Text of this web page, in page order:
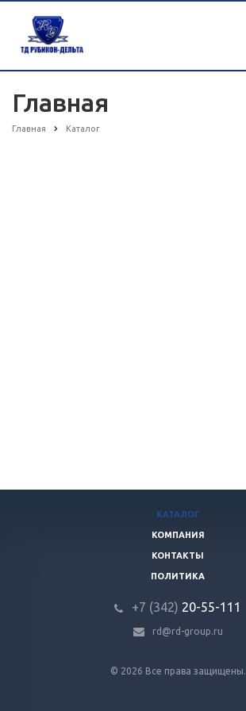
Главная
Главная Каталог
© 2026 Все права защищены.
КАТАЛОГ
КОМПАНИЯ
КОНТАКТЫ
ПОЛИТИКА
+7 (342) 20-55-111
rd@rd-group.ru